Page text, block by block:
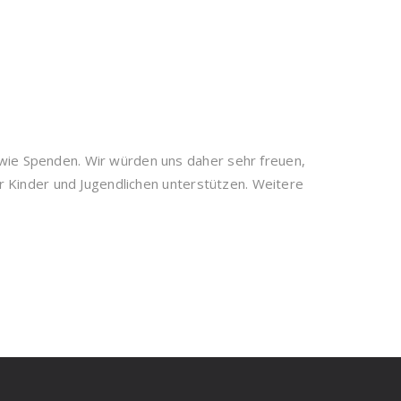
Spenden. Wir würden uns daher sehr freuen,
und Jugendlichen unterstützen. Weitere